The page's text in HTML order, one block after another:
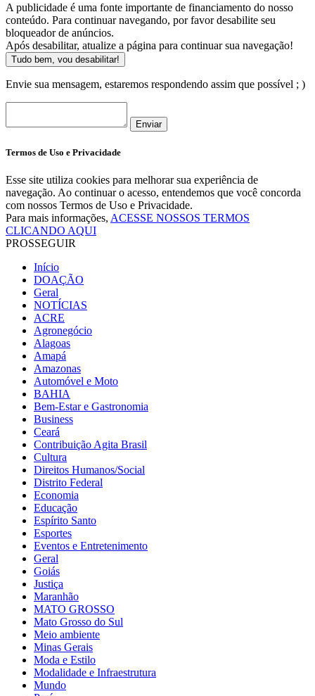
A publicidade é uma fonte importante de financiamento do nosso
conteúdo. Para continuar navegando, por favor desabilite seu
bloqueador de anúncios.
Após desabilitar, atualize a página para continuar sua navegação!
Tudo bem, vou desabilitar!
Envie sua mensagem, estaremos respondendo assim que possível ; )
Enviar
Termos de Uso e Privacidade
Esse site utiliza cookies para melhorar sua experiência de
navegação. Ao continuar o acesso, entendemos que você concorda
com nossos Termos de Uso e Privacidade.
Para mais informações, ACESSE NOSSOS TERMOS
CLICANDO AQUI
PROSSEGUIR
Início
DOAÇÃO
Geral
NOTÍCIAS
ACRE
Agronegócio
Alagoas
Amapá
Amazonas
Automóvel e Moto
BAHIA
Bem-Estar e Gastronomia
Business
Ceará
Contribuição Agita Brasil
Cultura
Direitos Humanos/Social
Distrito Federal
Economia
Educação
Espírito Santo
Esportes
Eventos e Entretenimento
Geral
Goiás
Justiça
Maranhão
MATO GROSSO
Mato Grosso do Sul
Meio ambiente
Minas Gerais
Moda e Estilo
Modalidade e Infraestrutura
Mundo